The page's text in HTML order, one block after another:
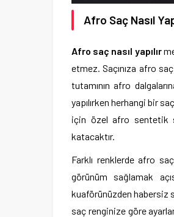
Afro Saç Nasıl
Afro saç nasıl yapılır
etmez. Saçınıza afro
tutamının afro
yapılırken herhangi bir
için özel afro sentetik
katacaktır.
Farklı renklerde afro
görünüm sağlamak
kuaförünüzden habersiz
saç renginize göre